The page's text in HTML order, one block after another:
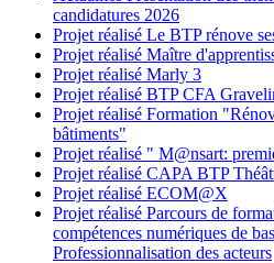
candidatures 2026
Projet réalisé Le BTP rénove
Projet réalisé Maître
Projet réalisé Marly 3
Projet réalisé BTP CFA
Projet réalisé Formation
bâtiments"
Projet réalisé " M@nsart:
Projet réalisé CAPA BTP
Projet réalisé ECOM@X
Projet réalisé Parcours de
compétences numériques de
Professionnalisation des acteurs